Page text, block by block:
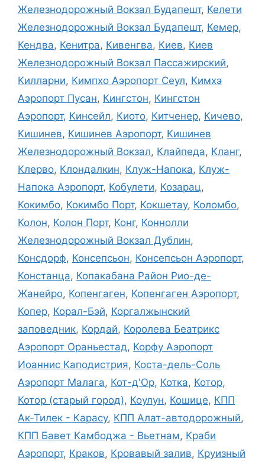
Железнодорожный Вокзал Будапешт, Келети
Железнодорожный Вокзал Будапешт, Кемер,
Кендва, Кенитра, Кивенгва, Киев, Киев
Железнодорожный Вокзал Пассажирский,
Килларни, Кимпхо Аэропорт Сеул, Кимхэ
Аэропорт Пусан, Кингстон, Кингстон
Аэропорт, Кинсейл, Киото, Китченер, Кичево,
Кишинев, Кишинев Аэропорт, Кишинев
Железнодорожный Вокзал, Клайпеда, Кланг,
Клерво, Клондалкин, Клуж-Напока, Клуж-
Напока Аэропорт, Кобулети, Козарац,
Кокимбо, Кокимбо Порт, Кокшетау, Коломбо,
Колон, Колон Порт, Конг, Коннолли
Железнодорожный Вокзал Дублин,
Консдорф, Консепсьон, Консепсьон Аэропорт,
Констанца, Копакабана Район Рио-де-
Жанейро, Копенгаген, Копенгаген Аэропорт,
Копер, Корал-Бэй, Коргалжынский
заповедник, Кордай, Королева Беатрикс
Аэропорт Ораньестад, Корфу Аэропорт
Иоаннис Каподистрия, Коста-дель-Соль
Аэропорт Малага, Кот-д'Ор, Котка, Котор,
Котор (старый город), Коулун, Кошице, КПП
Ак-Тилек - Карасу, КПП Алат-автодорожный,
КПП Бавет Камбоджа - Вьетнам, Краби
Аэропорт, Краков, Кровавый залив, Круизный